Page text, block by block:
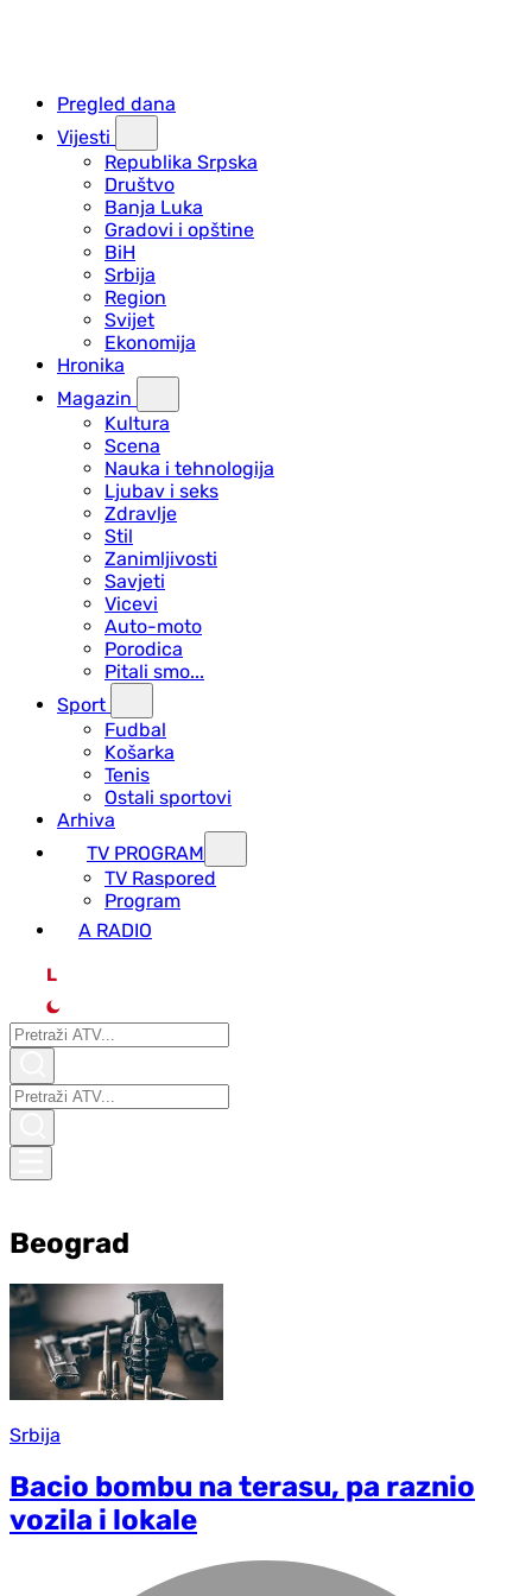
Pregled dana
Vijesti
Republika Srpska
Društvo
Banja Luka
Gradovi i opštine
BiH
Srbija
Region
Svijet
Ekonomija
Hronika
Magazin
Kultura
Scena
Nauka i tehnologija
Ljubav i seks
Zdravlje
Stil
Zanimljivosti
Savjeti
Vicevi
Auto-moto
Porodica
Pitali smo...
Sport
Fudbal
Košarka
Tenis
Ostali sportovi
Arhiva
TV PROGRAM
ТV Raspored
Program
A RADIO
L
Beograd
Srbija
Bacio bombu na terasu, pa raznio
vozila i lokale